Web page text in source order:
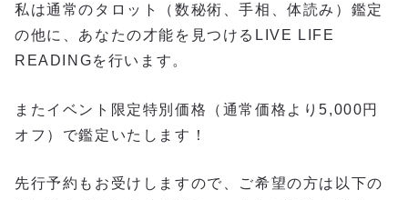
私は通常のタロット（数秘術、手相、体読み）鑑定
の他に、あなたの才能を見つけるLIVE LIFE
READINGを行います。
またイベント限定特別価格（通常価格より5,000円
オフ）で鑑定いたします！
先行予約もお受けしますので、ご希望の方は以下の